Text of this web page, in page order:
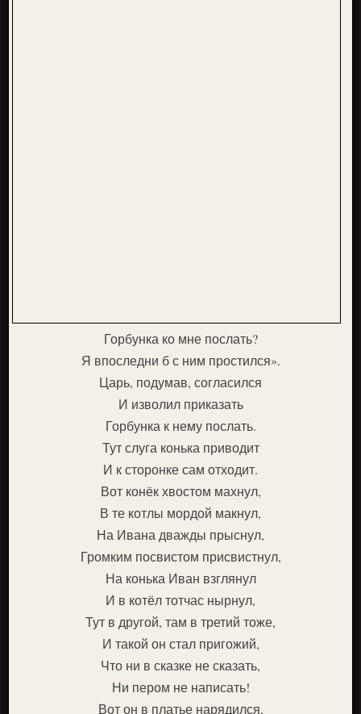
Горбунка ко мне послать?
Я впоследни б с ним простился».
Царь, подумав, согласился
И изволил приказать
Горбунка к нему послать.
Тут слуга конька приводит
И к сторонке сам отходит.
Вот конёк хвостом махнул,
В те котлы мордой макнул,
На Ивана дважды прыснул,
Громким посвистом присвистнул,
На конька Иван взглянул
И в котёл тотчас нырнул,
Тут в другой, там в третий тоже,
И такой он стал пригожий,
Что ни в сказке не сказать,
Ни пером не написать!
Вот он в платье нарядился,